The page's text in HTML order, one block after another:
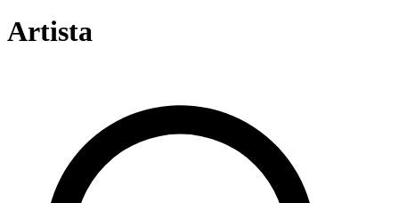
Artista